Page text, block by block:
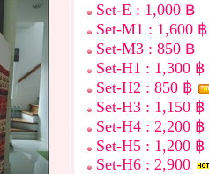
Set-E : 1,000 ฿
Set-M1 : 1,600 ฿
Set-M3 : 850 ฿
Set-H1 : 1,300 ฿
Set-H2 : 850 ฿
Set-H3 : 1,150 ฿
Set-H4 : 2,200 ฿
Set-H5 : 1,200 ฿
Set-H6 : 2,900